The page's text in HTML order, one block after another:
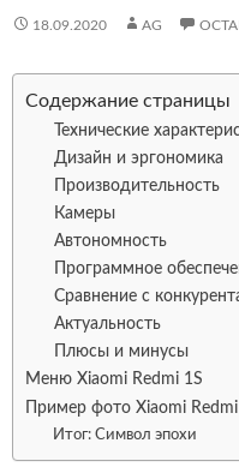
18.09.2020 AG
Содержание страницы
Технические
Дизайн и эргономика
Производительность
Камеры
Автономность
Программное
Сравнение с
Актуальность
Плюсы и минусы
Меню Xiaomi Redmi 1S
Пример фото Xiaomi Redmi
Итог: Символ эпохи